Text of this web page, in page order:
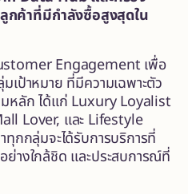
กค้าที่มีกำลังซื้อสูงสุดใน
Engagement เพื่อ
เป้าหมาย ที่มีความเฉพาะตัว
หลัก ได้แก่ Luxury Loyalist
Lover, และ Lifestyle
ทุกกลุ่มจะได้รับการบริการที่
ย่างใกล้ชิด และประสบการณ์ที่